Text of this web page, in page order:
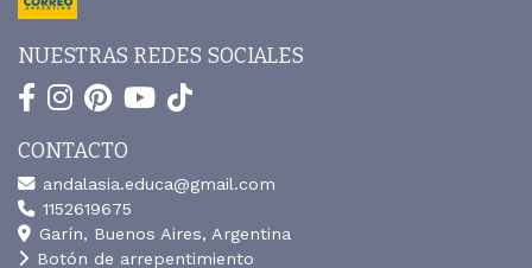
NUESTRAS REDES SOCIALES
CONTACTO
andalasia.educa@gmail.com
1152619675
Garín, Buenos Aires, Argentina
Botón de arrepentimiento